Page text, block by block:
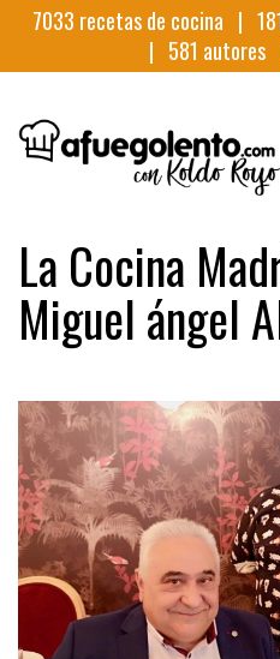
7033 recetas de cocina |
| 581 autores
La Cocina
Miguel ángel